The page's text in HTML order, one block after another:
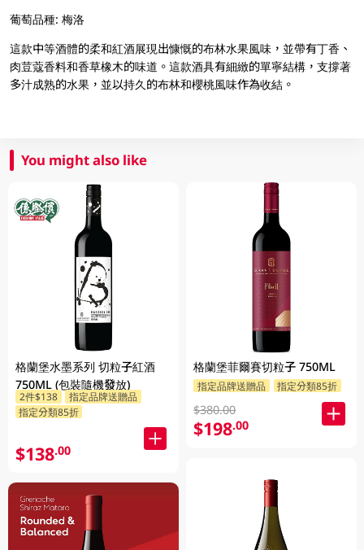
葡萄品種: 梅洛
這款中等酒體的柔和紅酒展現出慷慨的布林水果風味，並帶有丁香、
肉荳蔻香料和香草橡木的味道。這款酒具有細緻的單寧結構，支撐著
多汁成熟的水果，並以持久的布林和櫻桃風味作為收結。
You might also like
格蘭堡水墨系列 切粒子紅酒
750ML (包裝隨機發放)
2件$138
指定品牌送贈品
指定分類85折
$138.00
格蘭堡菲爾賽切粒子 750ML
指定品牌送贈品 指定分類85折
$380.00
$198.00